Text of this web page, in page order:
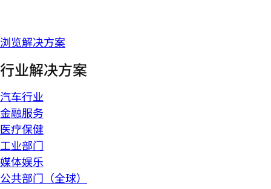
浏览解决方案
行业解决方案
汽车行业
金融服务
医疗保健
工业部门
媒体娱乐
公共部门（全球）